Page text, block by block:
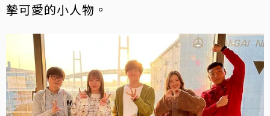
摯可愛的小人物。